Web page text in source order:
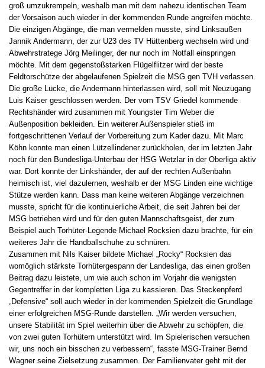
groß umzukrempeln, weshalb man mit dem nahezu identischen Team
der Vorsaison auch wieder in der kommenden Runde angreifen möchte.
Die einzigen Abgänge, die man vermelden musste, sind Linksaußen
Jannik Andermann, der zur U23 des TV Hüttenberg wechseln wird und
Abwehrstratege Jörg Meilinger, der nur noch im Notfall einspringen
möchte. Mit dem gegenstoßstarken Flügelflitzer wird der beste
Feldtorschütze der abgelaufenen Spielzeit die MSG gen TVH verlassen.
Die große Lücke, die Andermann hinterlassen wird, soll mit Neuzugang
Luis Kaiser geschlossen werden. Der vom TSV Griedel kommende
Rechtshänder wird zusammen mit Youngster Tim Weber die
Außenposition bekleiden. Ein weiterer Außenspieler stieß im
fortgeschrittenen Verlauf der Vorbereitung zum Kader dazu. Mit Marc
Köhn konnte man einen Lützellindener zurückholen, der im letzten Jahr
noch für den Bundesliga-Unterbau der HSG Wetzlar in der Oberliga aktiv
war. Dort konnte der Linkshänder, der auf der rechten Außenbahn
heimisch ist, viel dazulernen, weshalb er der MSG Linden eine wichtige
Stütze werden kann. Dass man keine weiteren Abgänge verzeichnen
musste, spricht für die kontinuierliche Arbeit, die seit Jahren bei der
MSG betrieben wird und für den guten Mannschaftsgeist, der zum
Beispiel auch Torhüter-Legende Michael Rocksien dazu brachte, für ein
weiteres Jahr die Handballschuhe zu schnüren.
Zusammen mit Nils Kaiser bildete Michael „Rocky“ Rocksien das
womöglich stärkste Torhütergespann der Landesliga, das einen großen
Beitrag dazu leistete, um wie auch schon im Vorjahr die wenigsten
Gegentreffer in der kompletten Liga zu kassieren. Das Steckenpferd
„Defensive“ soll auch wieder in der kommenden Spielzeit die Grundlage
einer erfolgreichen MSG-Runde darstellen. „Wir werden versuchen,
unsere Stabilität im Spiel weiterhin über die Abwehr zu schöpfen, die
von zwei guten Torhütern unterstützt wird. Im Spielerischen versuchen
wir, uns noch ein bisschen zu verbessern“, fasste MSG-Trainer Bernd
Wagner seine Zielsetzung zusammen. Der Familienvater geht mit der